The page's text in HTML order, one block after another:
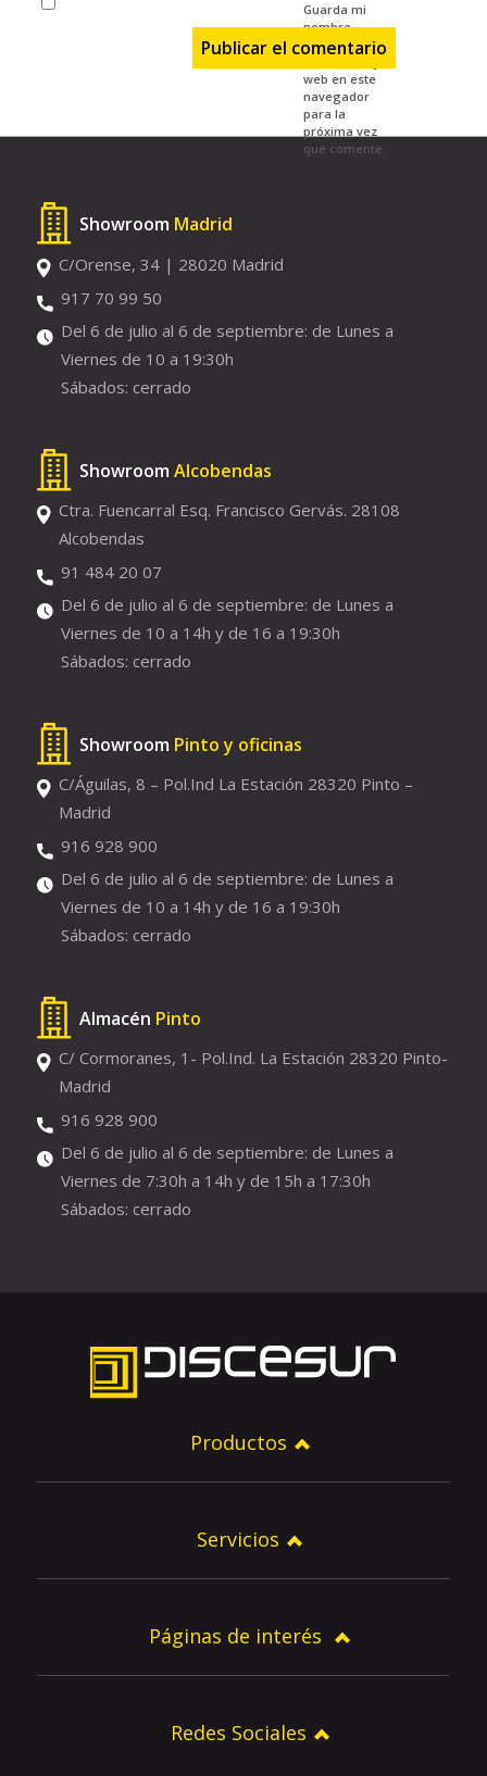
Guarda mi
nombre,
correo
web en este
navegador
para la
próxima vez
que comente.
Showroom Madrid
C/Orense, 34 | 28020 Madrid
917 70 99 50
Del 6 de julio al 6 de septiembre: de Lunes a
Viernes de 10 a 19:30h
Sábados: cerrado
Showroom Alcobendas
Ctra. Fuencarral Esq. Francisco Gervás. 28108
Alcobendas
91 484 20 07
Del 6 de julio al 6 de septiembre: de Lunes a
Viernes de 10 a 14h y de 16 a 19:30h
Sábados: cerrado
Showroom Pinto y oficinas
C/Águilas, 8 – Pol.Ind La Estación 28320 Pinto –
Madrid
916 928 900
Del 6 de julio al 6 de septiembre: de Lunes a
Viernes de 10 a 14h y de 16 a 19:30h
Sábados: cerrado
Almacén Pinto
C/ Cormoranes, 1- Pol.Ind. La Estación 28320 Pinto-
Madrid
916 928 900
Del 6 de julio al 6 de septiembre: de Lunes a
Viernes de 7:30h a 14h y de 15h a 17:30h
Sábados: cerrado
Productos
Servicios
Páginas de interés
Redes Sociales